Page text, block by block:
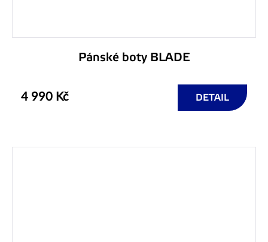
Pánské boty BLADE
4 990 Kč DETAIL